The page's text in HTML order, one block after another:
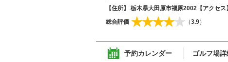
【住所】 栃木県大田原市福原2002 【アクセ
総合評価
（3.9）
予約カレンダー ゴルフ場詳